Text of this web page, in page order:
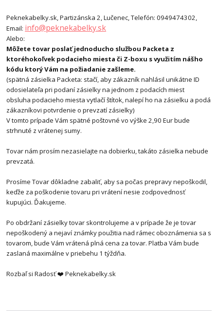
Peknekabelky.sk, Partizánska 2, Lučenec, Telefón: 0949474302,
Email: info@peknekabelky.sk
Alebo:
Môžete tovar poslať jednoducho službou Packeta z
ktoréhokoľvek podacieho miesta či Z-boxu s využitím nášho
kódu ktorý Vám na požiadanie zašleme.
(spätná zásielka Packeta: stačí, aby zákazník nahlásil unikátne ID
odosielateľa pri podaní zásielky na jednom z podacích miest
obsluha podacieho miesta vytlačí štítok, nalepí ho na zásielku a podá
zákazníkovi potvrdenie o prevzatí zásielky)
V tomto prípade Vám spätné poštovné vo výške 2,90 Eur bude
strhnuté z vrátenej sumy.
Tovar nám prosím nezasielajte na dobierku, takáto zásielka nebude
prevzatá.
Prosíme Tovar dôkladne zabaliť, aby sa počas prepravy nepoškodil,
keďže za poškodenie tovaru pri vrátení nesie zodpovednosť
kupujúci. Ďakujeme.
Po obdržaní zásielky tovar skontrolujeme a v prípade že je tovar
nepoškodený a nejaví známky použitia nad rámec oboznámenia sa s
tovarom, bude Vám vrátená plná cena za tovar. Platba Vám bude
zaslaná maximálne v priebehu 1 týždňa.
Rozbaľ si Radosť ❤️ Peknekabelky.sk